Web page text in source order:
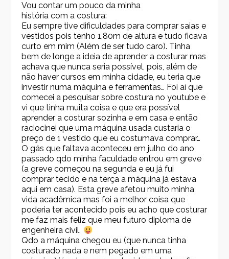
Vou contar um pouco da minha
história com a costura:
Eu sempre tive dificuldades para comprar saias e
vestidos pois tenho 1,80m de altura e tudo ficava
curto em mim (Além de ser tudo caro). Tinha
bem de longe a ideia de aprender a costurar mas
achava que nunca seria possível, pois, além de
não haver cursos em minha cidade, eu teria que
investir numa máquina e ferramentas… Foi aí que
comecei a pesquisar sobre costura no youtube e
vi que tinha muita coisa e que era possível
aprender a costurar sozinha e em casa e então
raciocinei que uma máquina usada custaria o
preço de 1 vestido que eu costumava comprar…
O gás que faltava aconteceu em julho do ano
passado qdo minha faculdade entrou em greve
(a greve começou na segunda e eu já fui
comprar tecido e na terça a máquina já estava
aqui em casa). Esta greve afetou muito minha
vida acadêmica mas foi a melhor coisa que
poderia ter acontecido pois eu acho que costurar
me faz mais feliz que meu futuro diploma de
engenheira civil.
Qdo a máquina chegou eu (que nunca tinha
costurado nada e nem pegado em uma